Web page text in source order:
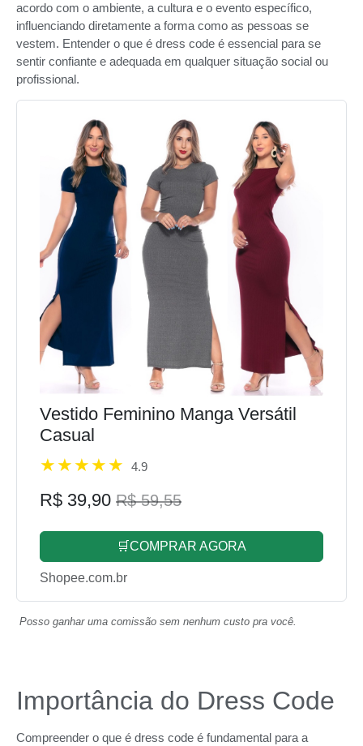
acordo com o ambiente, a cultura e o evento específico,
influenciando diretamente a forma como as pessoas se
vestem. Entender o que é dress code é essencial para se
sentir confiante e adequada em qualquer situação social ou
profissional.
Vestido Feminino Manga Versátil
Casual
4.9
R$ 39,90 R$ 59,55
🛒COMPRAR AGORA
Shopee.com.br
Posso ganhar uma comissão sem nenhum custo pra você.
Importância do Dress Code
Compreender o que é dress code é fundamental para a